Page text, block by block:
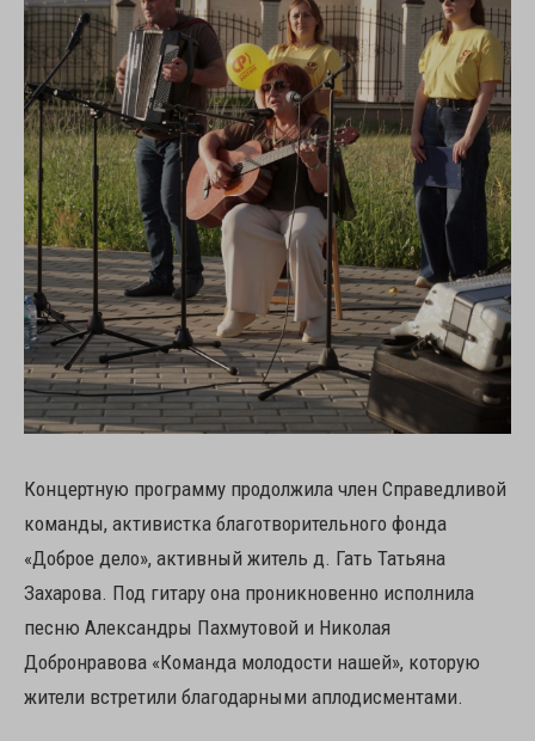
Концертную программу продолжила член Справедливой
команды, активистка благотворительного фонда
«Доброе дело», активный житель д. Гать Татьяна
Захарова. Под гитару она проникновенно исполнила
песню Александры Пахмутовой и Николая
Добронравова «Команда молодости нашей», которую
жители встретили благодарными аплодисментами.